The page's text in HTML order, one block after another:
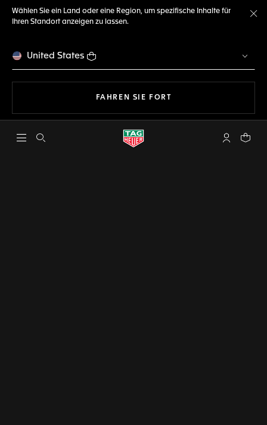
Wählen Sie ein Land oder eine Region, um spezifische Inhalte für
Ihren Standort anzeigen zu lassen.
United States
FAHREN SIE FORTMIT DER NAVIGATION
Suche öffnen My TAG
Ihr